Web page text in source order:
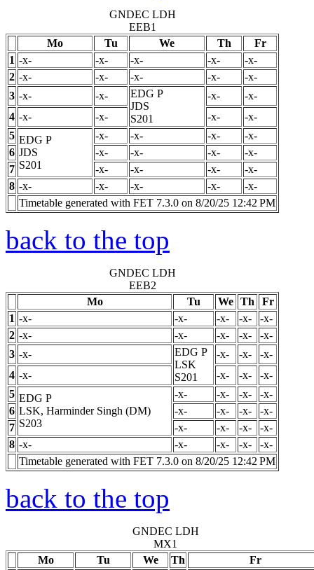
GNDEC LDH
EEB1
Mo
Tu We Th
Fr
1 -x- -x- -x- -x-
-x-
2 -x- -x- -x- -x-
-x-
3 -x- -x- EDG P
JDS
S201
-x-
-x-
4 -x- -x- -x-
-x-
5 EDG P
JDS
S201
-x- -x- -x-
-x-
6
-x- -x- -x-
-x-
7
-x- -x- -x-
-x-
8 -x- -x- -x- -x-
-x-
Timetable generated with FET 7.3.0 on 8/20/25 12:42 PM
back to the top
GNDEC LDH
EEB2
Mo
Tu We Th
Fr
1 -x- -x- -x- -x-
-x-
2 -x- -x- -x- -x-
-x-
3 -x- EDG P
LSK
S201
-x- -x-
-x-
4 -x- -x- -x-
-x-
5 EDG P
LSK, Harminder Singh (DM)
S203
-x- -x- -x-
-x-
6
-x- -x- -x-
-x-
7
-x- -x- -x-
-x-
8 -x- -x- -x- -x-
-x-
Timetable generated with FET 7.3.0 on 8/20/25 12:42 PM
back to the top
GNDEC LDH
MX1
Mo
Tu We Th
Fr